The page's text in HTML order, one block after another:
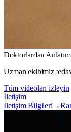
Doktorlardan Anlatım
Uzman ekibimiz
Tüm videoları izleyin
İletişim
İletişim Bilgileri →